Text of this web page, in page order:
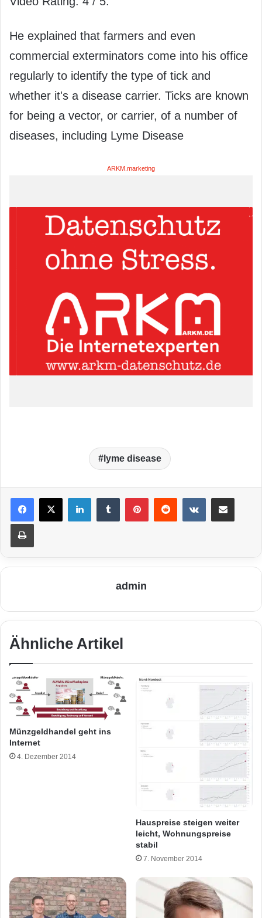
He explained that farmers and even
commercial exterminators come into his office
regularly to identify the type of tick and
whether it's a disease carrier. Ticks are known
for being a vector, or carrier, of a number of
diseases, including Lyme Disease
ARKM.marketing
lyme disease
LinkedIn VKontakte
Drucken
admin
Ähnliche Artikel
Münzgeldhandel geht ins
Internet
4. Dezember 2014
Hauspreise steigen weiter
leicht, Wohnungspreise
stabil
7. November 2014